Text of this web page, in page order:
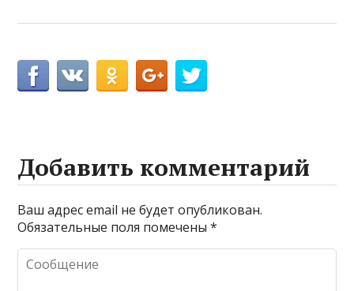
Добавить комментарий
Ваш адрес email не будет опубликован.
Обязательные поля помечены*